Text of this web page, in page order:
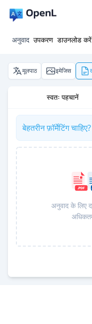
अनुवाद उपकरण डाउनलोड करें
मूलपाठ इमेजिस
स्वतः पहचानें
बेहतरीन फ़ॉर्मेटिंग चाहिए?
अनुवाद के लिए